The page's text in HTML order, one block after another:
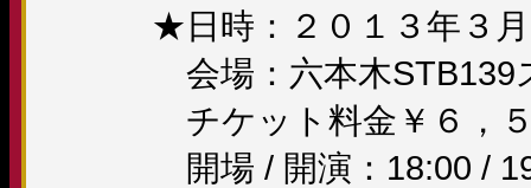
★日時：２０１３年３
会場：六本木STB139
チケット料金￥６，
開場 / 開演：18:00 /